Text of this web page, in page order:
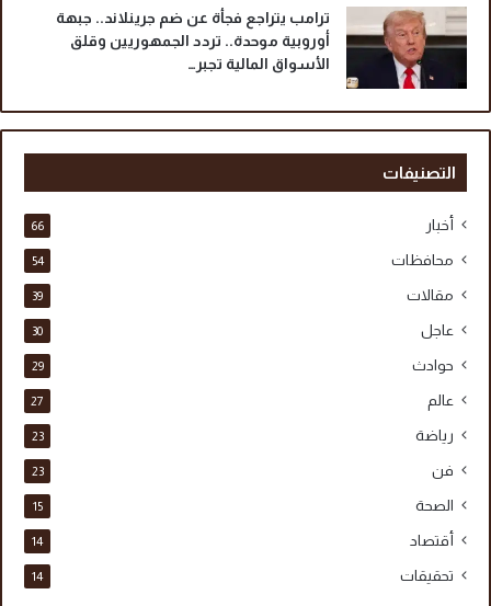
ترامب يتراجع فجأة عن ضم جرينلاند.. جبهة
أوروبية موحدة.. تردد الجمهوريين وقلق
الأسواق المالية تجبر…
التصنيفات
أخبار 66
محافظات 54
مقالات 39
عاجل 30
حوادث 29
عالم 27
رياضة 23
فن 23
الصحة 15
أقتصاد 14
تحقيقات 14